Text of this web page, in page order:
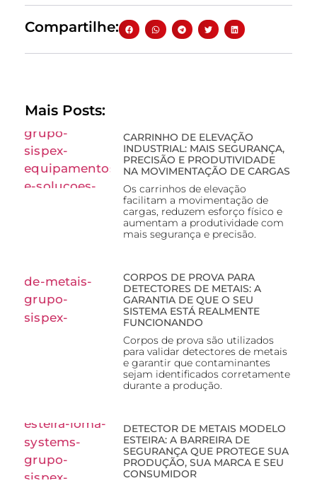
Compartilhe:
Mais Posts:
CARRINHO DE ELEVAÇÃO
INDUSTRIAL: MAIS SEGURANÇA,
PRECISÃO E PRODUTIVIDADE
NA MOVIMENTAÇÃO DE CARGAS
Os carrinhos de elevação
facilitam a movimentação de
cargas, reduzem esforço físico e
aumentam a produtividade com
mais segurança e precisão.
CORPOS DE PROVA PARA
DETECTORES DE METAIS: A
GARANTIA DE QUE O SEU
SISTEMA ESTÁ REALMENTE
FUNCIONANDO
Corpos de prova são utilizados
para validar detectores de metais
e garantir que contaminantes
sejam identificados corretamente
durante a produção.
DETECTOR DE METAIS MODELO
ESTEIRA: A BARREIRA DE
SEGURANÇA QUE PROTEGE SUA
PRODUÇÃO, SUA MARCA E SEU
CONSUMIDOR